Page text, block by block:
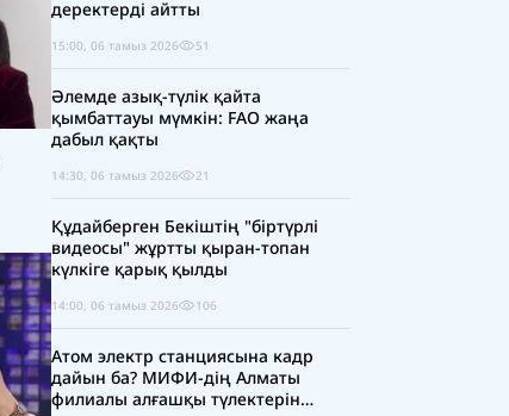
деректерді айтты
15:00, 06 тамыз 2026 51
Әлемде азық-түлік қайта
қымбаттауы мүмкін: FAO жаңа
дабыл қақты
14:30, 06 тамыз 2026 21
Құдайберген Бекіштің "біртүрлі
видеосы" жұртты қыран-топан
күлкіге қарық қылды
14:00, 06 тамыз 2026 106
Атом электр станциясына кадр
дайын ба? МИФИ-дің Алматы
филиалы алғашқы түлектерін